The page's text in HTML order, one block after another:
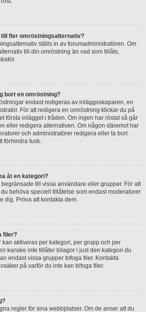
till fler omröstningsalternativ?
ställs in av forumadministratören. Om
till din omröstning än vad som tillåts,
bort en omröstning?
endast redigeras av inläggsskaparen, en
För att redigera en omröstning klickar du på
första inlägget i tråden. Om ingen har röstat så går
eller redigera alternativen. Om någon däremot har
och administratörer redigera eller ta bort
förhindra fusk.
åt en kategori?
till vissa användare eller grupper. För att
behöva speciell tillåtelse som endast moderatorer
dig. Pröva att kontakta dem.
filer?
kan aktiveras per kategori, per grupp och per
kanske inte tillåter bilagor i just den kategori du
endast vissa grupper bifoga filer. Kontakta
på varför du inte kan bifoga filer.
regler för sina webbplatser. Om de anser att du